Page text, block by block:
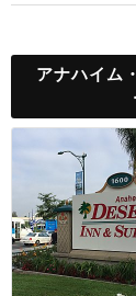
アナハイム